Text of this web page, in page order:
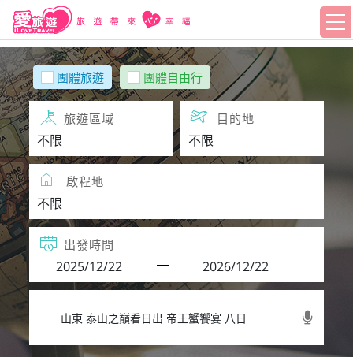
團體旅遊 團體自由行
旅遊區域 目的地
啟程地
出發時間